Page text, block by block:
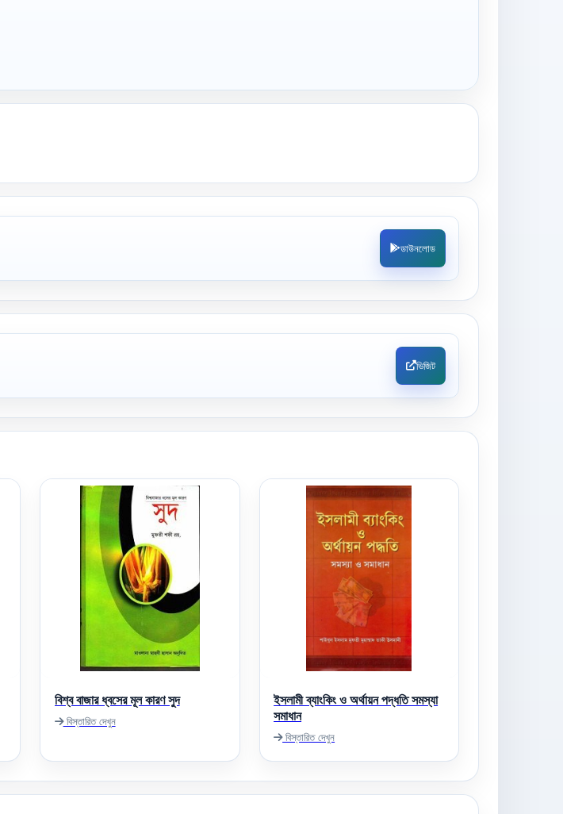
ডাউনলোড
ভিজিট
বিশ্ব বাজার ধ্বসের মূল কারণ সুদ
বিস্তারিত দেখুন
ইসলামী ব্যাংকিং ও অর্থায়ন পদ্ধতি সমস্যা
সমাধান
বিস্তারিত দেখুন